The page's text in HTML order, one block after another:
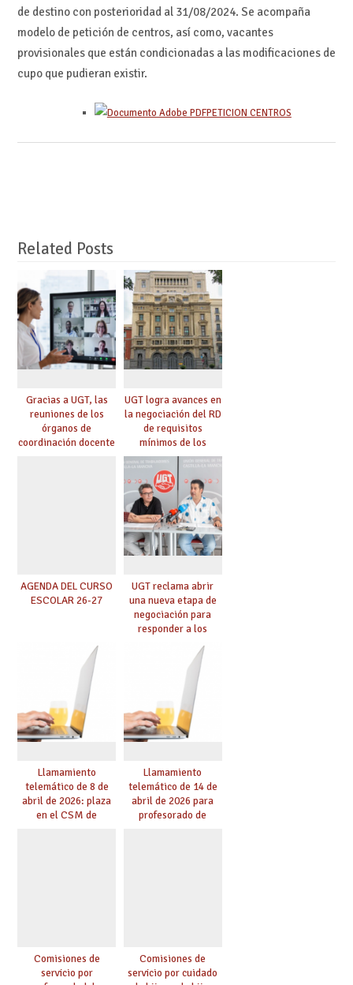
de destino con posterioridad al 31/08/2024. Se acompaña
modelo de petición de centros, así como, vacantes
provisionales que están condicionadas a las modificaciones de
cupo que pudieran existir.
PETICION CENTROS
Related Posts
Gracias a UGT, las
reuniones de los
órganos de
coordinación docente
UGT logra avances en
la negociación del RD
de requisitos
mínimos de los
centros educativos y
exige al Ministerio
que los compromisos
se materialicen con
la mayor agilidad
posible
AGENDA DEL CURSO
ESCOLAR 26-27
UGT reclama abrir
una nueva etapa de
negociación para
responder a los
nuevos desafíos de la
educación
Llamamiento
telemático de 8 de
abril de 2026: plaza
en el CSM de
Llamamiento
telemático de 14 de
abril de 2026 para
profesorado de
Comisiones de
servicio por
Comisiones de
servicio por cuidado